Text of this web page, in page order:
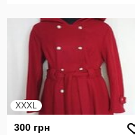
XXXL
300 грн